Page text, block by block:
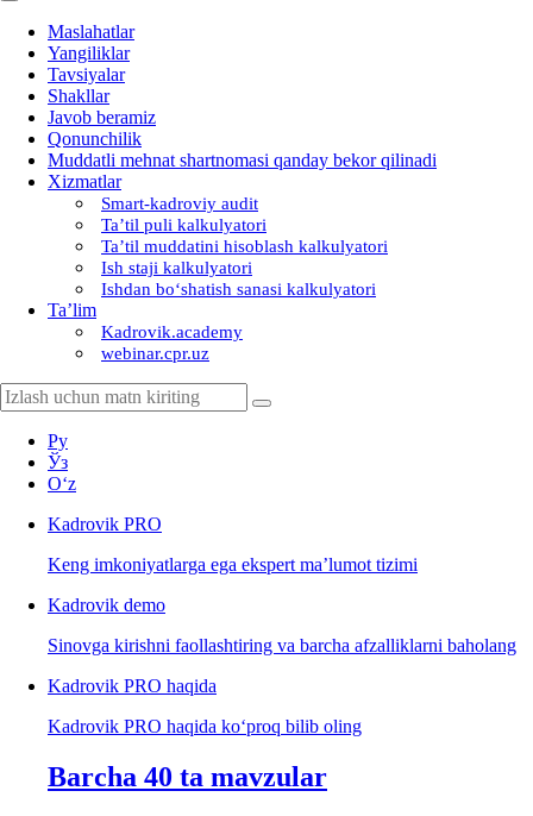
Maslahatlar
Yangiliklar
Tavsiyalar
Shakllar
Javob beramiz
Qonunchilik
Muddatli mehnat shartnomasi qanday bekor qilinadi
Xizmatlar
Smart-kadroviy audit
Ta’til puli kalkulyatori
Ta’til muddatini hisoblash kalkulyatori
Ish staji kalkulyatori
Ishdan boʻshatish sanasi kalkulyatori
Ta’lim
Kadrovik.academy
webinar.cpr.uz
Ру
Ўз
Oʻz
Kadrovik PRO
Keng imkoniyatlarga ega ekspert ma’lumot tizimi
Kadrovik demo
Sinovga kirishni faollashtiring va barcha afzalliklarni baholang
Kadrovik PRO haqida
Kadrovik PRO haqida koʻproq bilib oling
Barcha 40 ta mavzular